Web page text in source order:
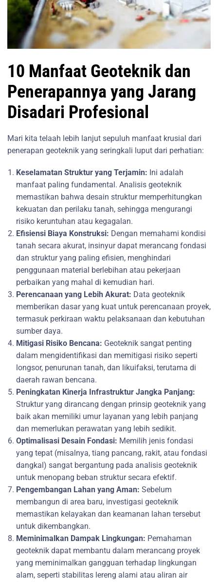
10 Manfaat Geoteknik dan
Penerapannya yang Jarang
Disadari Profesional
Mari kita telaah lebih lanjut sepuluh manfaat krusial dari
penerapan geoteknik yang seringkali luput dari perhatian:
Keselamatan Struktur yang Terjamin: Ini adalah
manfaat paling fundamental. Analisis geoteknik
memastikan bahwa desain struktur memperhitungkan
kekuatan dan perilaku tanah, sehingga mengurangi
risiko keruntuhan atau kegagalan.
Efisiensi Biaya Konstruksi: Dengan memahami kondisi
tanah secara akurat, insinyur dapat merancang fondasi
dan struktur yang paling efisien, menghindari
penggunaan material berlebihan atau pekerjaan
perbaikan yang mahal di kemudian hari.
Perencanaan yang Lebih Akurat: Data geoteknik
memberikan dasar yang kuat untuk perencanaan proyek,
termasuk perkiraan waktu pelaksanaan dan kebutuhan
sumber daya.
Mitigasi Risiko Bencana: Geoteknik sangat penting
dalam mengidentifikasi dan memitigasi risiko seperti
longsor, penurunan tanah, dan likuifaksi, terutama di
daerah rawan bencana.
Peningkatan Kinerja Infrastruktur Jangka Panjang:
Struktur yang dirancang dengan prinsip geoteknik yang
baik akan memiliki umur layanan yang lebih panjang
dan memerlukan perawatan yang lebih sedikit.
Optimalisasi Desain Fondasi: Memilih jenis fondasi
yang tepat (misalnya, tiang pancang, rakit, atau fondasi
dangkal) sangat bergantung pada analisis geoteknik
untuk menopang beban struktur secara efektif.
Pengembangan Lahan yang Aman: Sebelum
membangun di area baru, investigasi geoteknik
memastikan kelayakan dan keamanan lahan tersebut
untuk dikembangkan.
Meminimalkan Dampak Lingkungan: Pemahaman
geoteknik dapat membantu dalam merancang proyek
yang meminimalkan gangguan terhadap lingkungan
alam, seperti stabilitas lereng alami atau aliran air